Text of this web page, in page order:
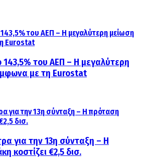
143,5% του ΑΕΠ – Η μεγαλύτερη
με τη Eurostat
για την 13η σύνταξη – Η
κοστίζει €2,5 δισ.